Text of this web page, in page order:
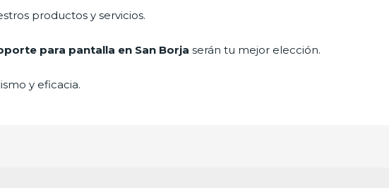
productos y servicios.
para pantalla en San Borja serán tu mejor elección.
y eficacia.